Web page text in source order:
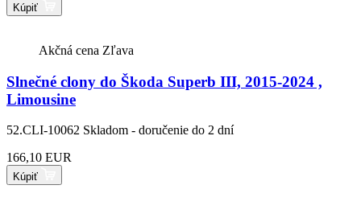
Kúpiť
Akčná cena Zľava
Slnečné clony do Škoda Superb III, 2015-2024 ,
Limousine
52.CLI-10062 Skladom - doručenie do 2 dní
166,10 EUR
Kúpiť